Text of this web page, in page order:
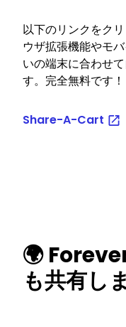
以下のリンクをク
ウザ拡張機能やモ
いの端末に合わせ
す。完全無料です！
Share-A-Cart
🌍
も共有し